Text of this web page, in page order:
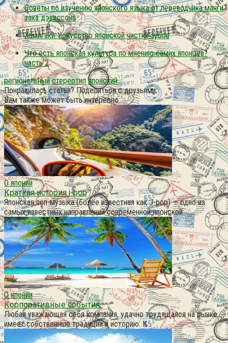
Советы по изучению японского языка от переводчика манги
зака дэвиссона
Хамигаки: искусство японской чистки зубов
Что есть японская культура по мнению самих японцев?
часть 2
региональный стереотип японский
Понравилась статья? Поделиться с друзьями:
Вам также может быть интересно
О японии
Краткая история j-pop
Японская поп-музыка (более известная как J-pop) — одно из
самых известных направлений современной японской
О японии
Корпоративные события
Любая уважающая себя компания, удачно трудящаяся на рынке,
имеет собственные традиции и историю. К